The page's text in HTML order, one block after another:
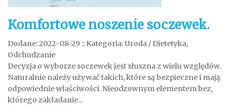
Komfortowe noszenie soczewek.
Dodane: 2022-08-29 :: Kategoria: Uroda / Dietetyka,
Odchudzanie
Decyzja o wyborze soczewek jest słuszna z wielu względów.
Naturalnie należy używać takich, które są bezpieczne i mają
odpowiednie właściwości. Nieodzownym elementem bez,
którego zakładanie...